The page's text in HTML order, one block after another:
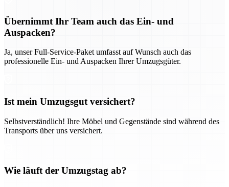
Übernimmt Ihr Team auch das Ein- und
Auspacken?
Ja, unser Full-Service-Paket umfasst auf Wunsch auch das
professionelle Ein- und Auspacken Ihrer Umzugsgüter.
Ist mein Umzugsgut versichert?
Selbstverständlich! Ihre Möbel und Gegenstände sind während des
Transports über uns versichert.
Wie läuft der Umzugstag ab?